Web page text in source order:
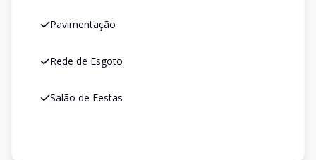
Pavimentação
Rede de Esgoto
Salão de Festas